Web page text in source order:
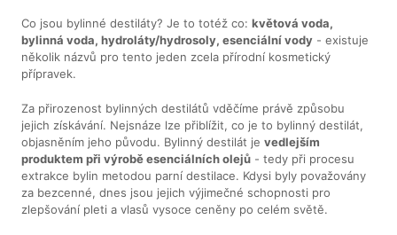
Co jsou bylinné destiláty? Je to totéž co:květová voda,
bylinná voda, hydroláty/hydrosoly, esenciální vody - existuje
několik názvů pro tento jeden zcela přírodní kosmetický
přípravek.
Za přirozenost bylinných destilátů vděčíme právě způsobu
jejich získávání. Nejsnáze lze přiblížit, co je to bylinný destilát,
objasněním jeho původu. Bylinný destilát jevedlejším
produktem při výrobě esenciálních olejů - tedy při procesu
extrakce bylin metodou parní destilace. Kdysi byly považovány
za bezcenné, dnes jsou jejich výjimečné schopnosti pro
zlepšování pleti a vlasů vysoce ceněny po celém světě.